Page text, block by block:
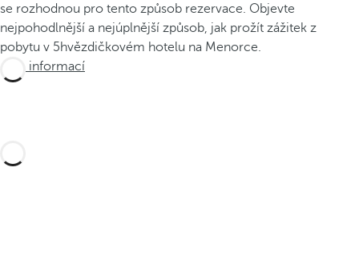
se rozhodnou pro tento způsob rezervace. Objevte
nejpohodlnější a nejúplnější způsob, jak prožít zážitek z
pobytu v 5hvězdičkovém hotelu na Menorce.
Více informací